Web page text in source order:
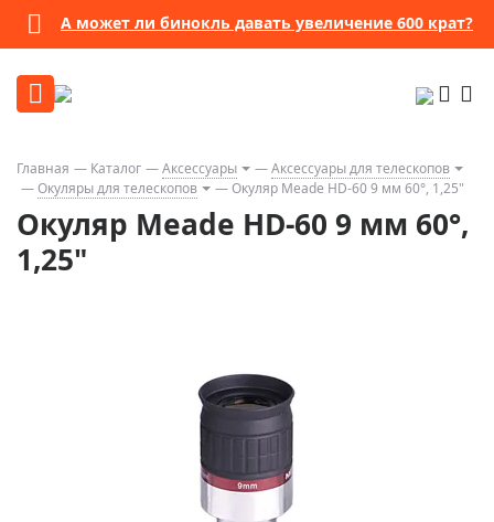
А может ли бинокль давать увеличение 600 крат?
Главная Каталог Аксессуары
Аксессуары для телескопов
Окуляры для телескопов
Окуляр Meade HD-60 9 мм 60°, 1,25"
Окуляр Meade HD-60 9 мм 60°,
1,25"